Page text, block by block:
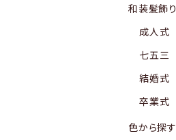
和装髪飾り
成人式
七五三
結婚式
卒業式
色から探す